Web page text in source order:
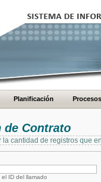
Planificación Procesos
de Contrato
cantidad de registros que
el ID del llamado